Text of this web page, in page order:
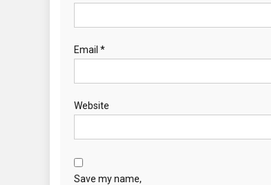
Email *
Website
Save my name,